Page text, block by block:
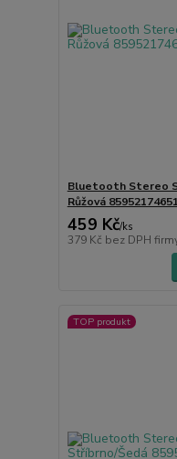
Bluetooth Stereo
Růžová
459 Kč/ks
379 Kč bez DPH
TOP produkt